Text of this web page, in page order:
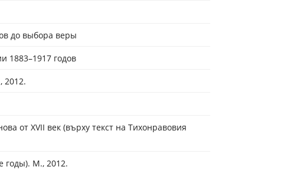
до выбора веры
1883–1917 годов
2012.
от XVII век (върху текст на Тихонравовия
годы). М., 2012.